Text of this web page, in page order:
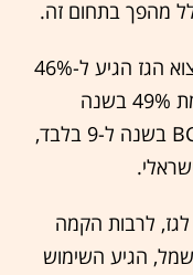
מהפך בתחום זה.
בסך הכל, על פי הדוח, בשנת 2025 יצוא הגז הגיע ל-46%
מסך הפקת הגז הטבעי בישראל, לעומת 49% בשנה
הקודמת. היצוא למצרים ירד מ-10 BCM בשנה ל-9 בלבד,
לרבות הקמה
הגיע השימוש